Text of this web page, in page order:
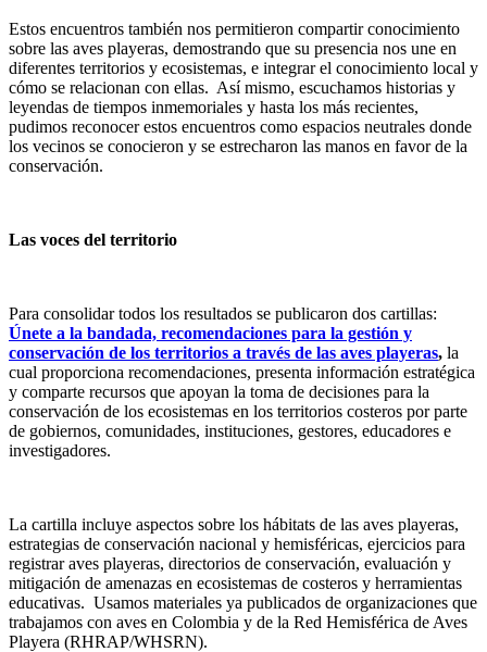
Estos encuentros también nos permitieron compartir conocimiento
sobre las aves playeras, demostrando que su presencia nos une en
diferentes territorios y ecosistemas, e integrar el conocimiento local y
cómo se relacionan con ellas. Así mismo, escuchamos historias y
leyendas de tiempos inmemoriales y hasta los más recientes,
pudimos reconocer estos encuentros como espacios neutrales donde
los vecinos se conocieron y se estrecharon las manos en favor de la
conservación.
Las voces del territorio
Para consolidar todos los resultados se publicaron dos cartillas:
Únete a la bandada, recomendaciones para la gestión y
conservación de los territorios a través de las aves playeras, la
cual proporciona recomendaciones, presenta información estratégica
y comparte recursos que apoyan la toma de decisiones para la
conservación de los ecosistemas en los territorios costeros por parte
de gobiernos, comunidades, instituciones, gestores, educadores e
investigadores.
La cartilla incluye aspectos sobre los hábitats de las aves playeras,
estrategias de conservación nacional y hemisféricas, ejercicios para
registrar aves playeras, directorios de conservación, evaluación y
mitigación de amenazas en ecosistemas de costeros y herramientas
educativas. Usamos materiales ya publicados de organizaciones que
trabajamos con aves en Colombia y de la Red Hemisférica de Aves
Playera (RHRAP/WHSRN).